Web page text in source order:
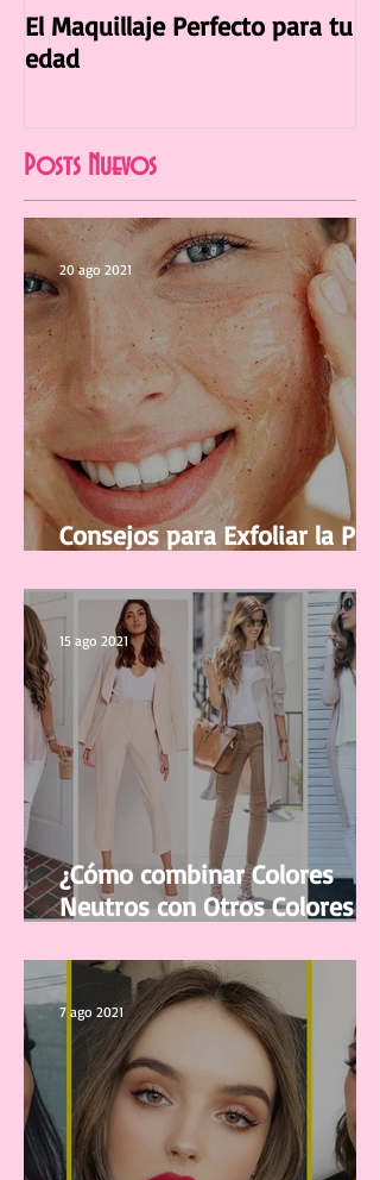
El Maquillaje Perfecto para tu
edad
Posts Nuevos
Consejos para Exfoliar la Piel
20 ago 2021
¿Cómo combinar Colores
Neutros con Otros Colores en
15 ago 2021
7 ago 2021